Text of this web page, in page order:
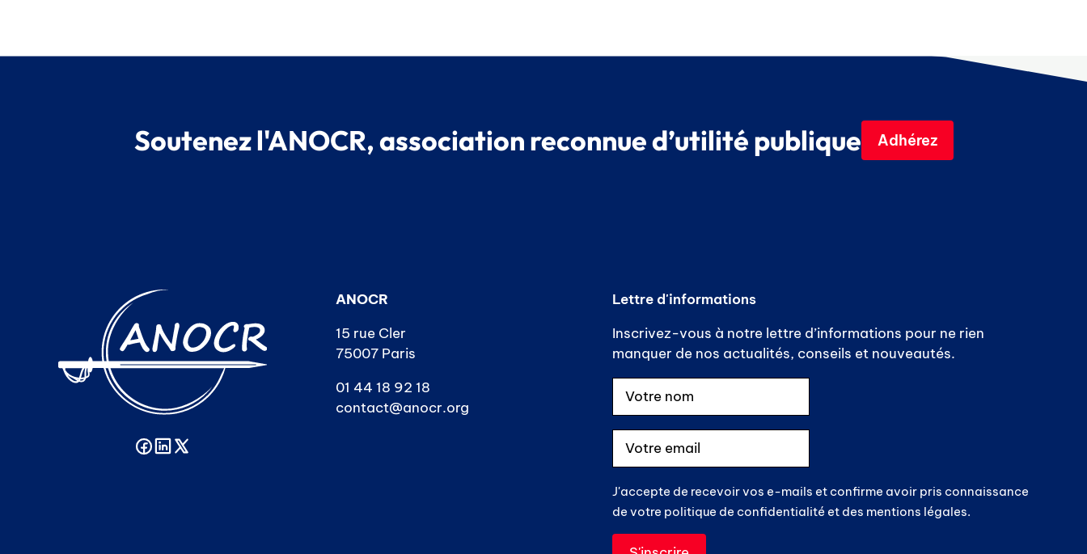
Soutenez l'ANOCR, association reconnue d’utilité publique Adhérez
ANOCR
15 rue Cler
75007 Paris
01 44 18 92 18
contact@anocr.org
Lettre d'informations
Inscrivez-vous à notre lettre d’informations pour ne rien
manquer de nos actualités, conseils et nouveautés.
J'accepte de recevoir vos e-mails et confirme avoir pris connaissance
de votre politique de confidentialité et des mentions légales.